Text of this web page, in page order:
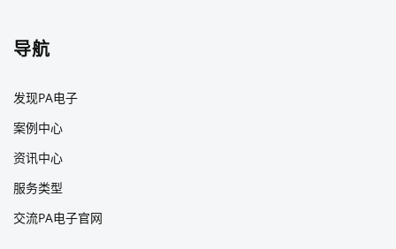
导航
发现PA电子
案例中心
资讯中心
服务类型
交流PA电子官网